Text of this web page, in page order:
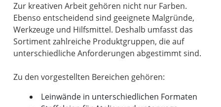
Zur kreativen Arbeit gehören nicht nur Farben.
Ebenso entscheidend sind geeignete Malgründe,
Werkzeuge und Hilfsmittel. Deshalb umfasst das
Sortiment zahlreiche Produktgruppen, die auf
unterschiedliche Anforderungen abgestimmt sind.
Leinwände in unterschiedlichen Formaten